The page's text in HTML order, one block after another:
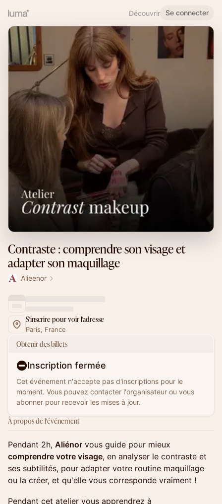
Découvrir Se connecter
Contraste : comprendre son visage et
adapter son maquillage
Alieenor
S'inscrire pour voir l'adresse
Paris, France
Obtenir des billets
Inscription fermée
Cet événement n'accepte pas d'inscriptions pour le
moment. Vous pouvez contacter l'organisateur ou vous
abonner pour recevoir les mises à jour.
À propos de l'événement
Pendant 2h, Aliénor vous guide pour mieux
comprendre votre visage, en analyser le contraste et
ses subtilités, pour adapter votre routine maquillage
ou la créer, et qu'elle vous corresponde vraiment !
Pendant cet atelier vous apprendrez à